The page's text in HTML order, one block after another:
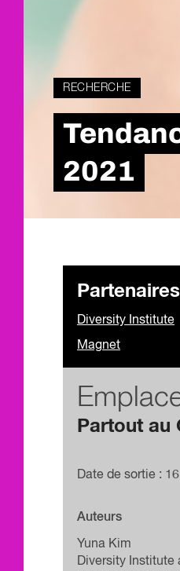
RECHERCHE
2021
Partenaires
Diversity Institute
Magnet
Partout au
​Date de sortie :
Auteurs
Yuna Kim
Diversity Institute